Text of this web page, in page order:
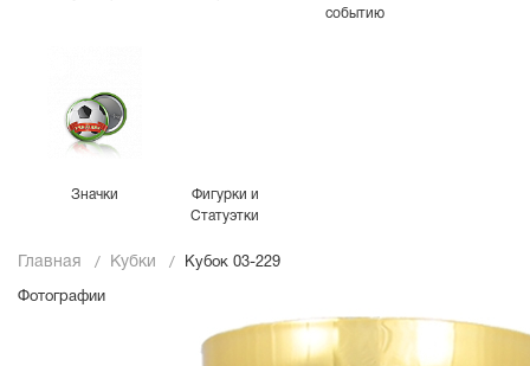
событию
Значки
Фигурки и
Статуэтки
Главная Кубки Кубок 03-229
Фотографии